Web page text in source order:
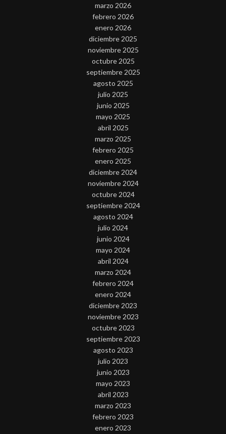
marzo 2026
febrero 2026
enero 2026
diciembre 2025
noviembre 2025
octubre 2025
septiembre 2025
agosto 2025
julio 2025
junio 2025
mayo 2025
abril 2025
marzo 2025
febrero 2025
enero 2025
diciembre 2024
noviembre 2024
octubre 2024
septiembre 2024
agosto 2024
julio 2024
junio 2024
mayo 2024
abril 2024
marzo 2024
febrero 2024
enero 2024
diciembre 2023
noviembre 2023
octubre 2023
septiembre 2023
agosto 2023
julio 2023
junio 2023
mayo 2023
abril 2023
marzo 2023
febrero 2023
enero 2023